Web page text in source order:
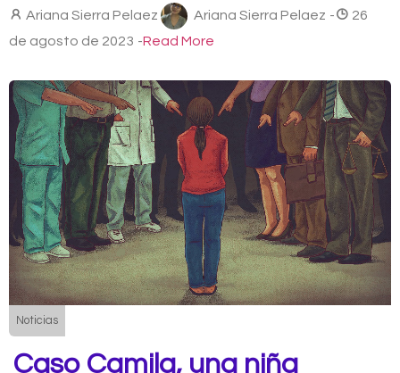
Ariana Sierra Pelaez Ariana Sierra Pelaez -
26
de agosto de 2023 -Read More
Noticias
Caso Camila, una niña